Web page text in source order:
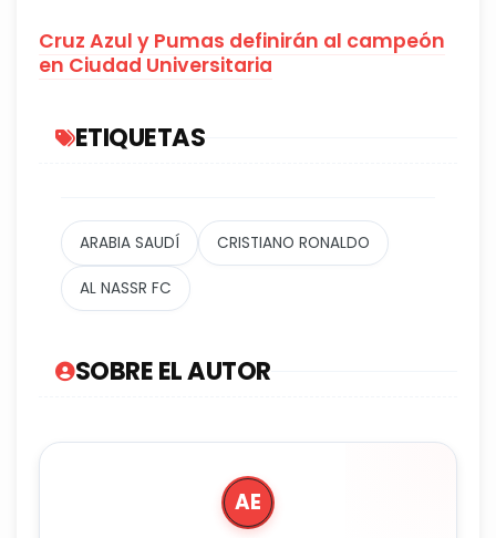
Cruz Azul y Pumas definirán al campeón
en Ciudad Universitaria
ETIQUETAS
ARABIA SAUDÍ CRISTIANO RONALDO
AL NASSR FC
SOBRE EL AUTOR
AE